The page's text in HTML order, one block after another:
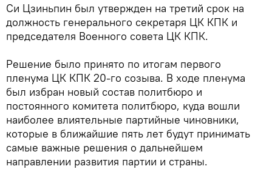
Си Цзиньпин был утвержден на третий срок на
должность генерального секретаря ЦК КПК и
председателя Военного совета ЦК КПК.
Решение было принято по итогам первого
пленума ЦК КПК 20-го созыва. В ходе пленума
был избран новый состав политбюро и
постоянного комитета политбюро, куда вошли
наиболее влиятельные партийные чиновники,
которые в ближайшие пять лет будут принимать
самые важные решения о дальнейшем
направлении развития партии и страны.